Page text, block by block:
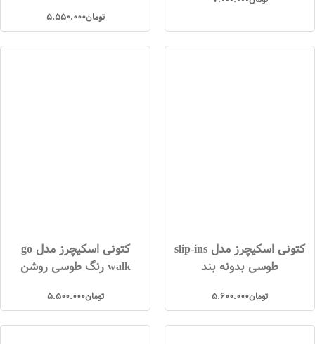
تومان5.550.000
کتونی اسکیچرز مدل slip-ins
طوسی بدونه بند
تومان5.600.000
کتونی اسکیچرز مدل go
walk رنگ طوسی روشن
تومان5.500.000